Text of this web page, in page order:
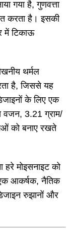
गया है, गुणवत्ता
करता है। इसकी
में टिकाऊ
थर्मल
है, जिससे यह
के लिए एक
वजन, 3.21 ग्राम/
को बनाए रखते
हरे मोइसनाइट को
एक आकर्षक, नैतिक
रुझानों और